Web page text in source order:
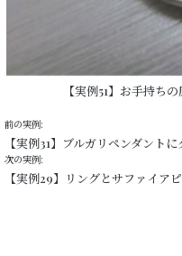
【実例51】お手持ち
前の実例:
【実例31】ブルガリペンダント
次の実例:
【実例29】リングとサファイア